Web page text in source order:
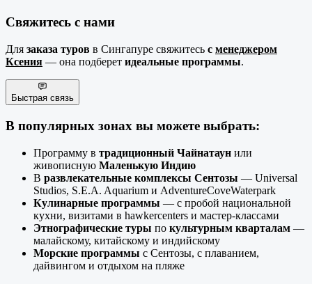
Свяжитесь с нами
Для заказа туров в Сингапуре свяжитесь с менеджером
Ксения — она подберет идеальные программы.
Быстрая связь
В популярных зонах вы можете выбрать:
Программу в традиционный Чайнатаун или
живописную Маленькую Индию
В развлекательные комплексы Сентозы — Universal
Studios, S.E.A. Aquarium и AdventureCoveWaterpark
Кулинарные программы — с пробой национальной
кухни, визитами в hawkercenters и мастер-классами
Этнографические туры по культурным кварталам —
малайскому, китайскому и индийскому
Морские программы с Сентозы, с плаванием,
дайвингом и отдыхом на пляже